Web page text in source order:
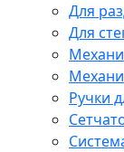
Для
Для
Ручки